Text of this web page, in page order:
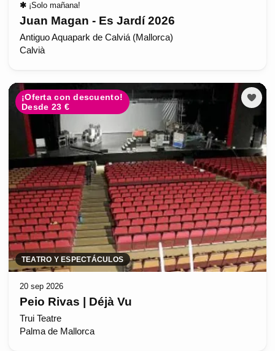
✱ ¡Solo mañana!
Juan Magan - Es Jardí 2026
Antiguo Aquapark de Calviá (Mallorca)
Calvià
¡Oferta con descuento!
Desde 23 €
TEATRO Y ESPECTÁCULOS
20 sep 2026
Peio Rivas | Déjà Vu
Trui Teatre
Palma de Mallorca